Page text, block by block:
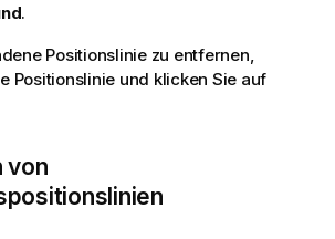
.
Positionslinie zu entfernen,
Positionslinie und klicken Sie auf
von